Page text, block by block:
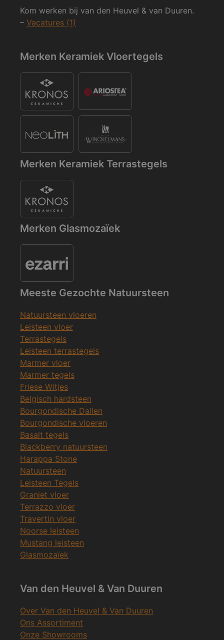
Kom werken bij van den Heuvel & van Duuren.
– Vacatures (1)
Merken Keramiek Vloertegels
Merken Keramiek Terrastegels
Merken Glasmozaïek
Meeste Gezochte Natuursteen
Natuursteen vloeren
Leisteen vloer
Terrastegels
Leisteen terrastegels
Marmer vloer
Marmer tegels
Friese Witjes
Belgisch hardsteen
Bourgondische Dallen
Bourgondische vloeren
Basalt tegels
Blackberry natuursteen
Harappa Stone
Natuursteen
Leisteen Tegels
Graniet vloer
Terrazzo vloer
Travertin vloer
Noorse leisteen
Mustang leisteen
Glasmozaïek
Van den Heuvel & Van Duuren
Over Van den Heuvel & Van Duuren
Ons Assortiment
Onze Showrooms